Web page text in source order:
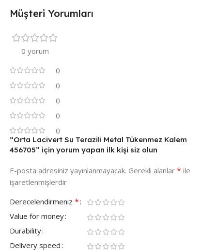
Müşteri Yorumları
0 yorum
0
0
0
0
0
“Orta Lacivert Su Terazili Metal Tükenmez Kalem
456705” için yorum yapan ilk kişi siz olun
E-posta adresiniz yayınlanmayacak. Gerekli alanlar * ile
işaretlenmişlerdir
Derecelendirmeniz *
Value for money
Durability
Delivery speed